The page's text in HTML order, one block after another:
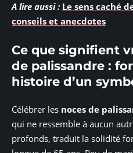
A lire aussi : Le sens caché
conseils et anecdotes
Ce que signifient
de palissandre :
histoire d’un
Célébrer les noces de
qui ne ressemble à aucun
profonds, traduit la solidité